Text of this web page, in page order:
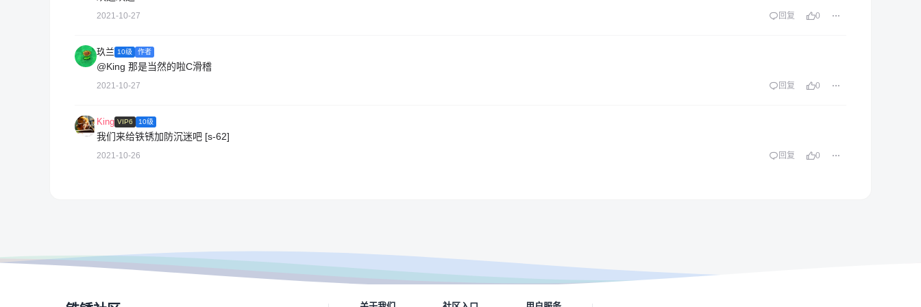
2021-10-27 回复 0
玖兰 10级 作者
@King 那是当然的啦C滑稽
2021-10-27 回复 0
King VIP6 10级
我们来给铁锈加防沉迷吧 [s-62]
2021-10-26 回复 0